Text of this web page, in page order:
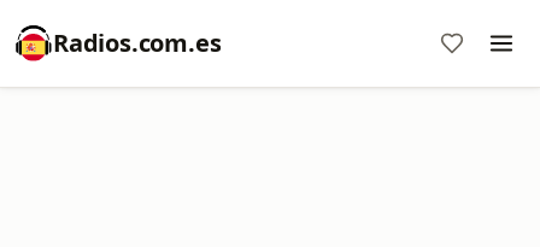
Radios.com.es